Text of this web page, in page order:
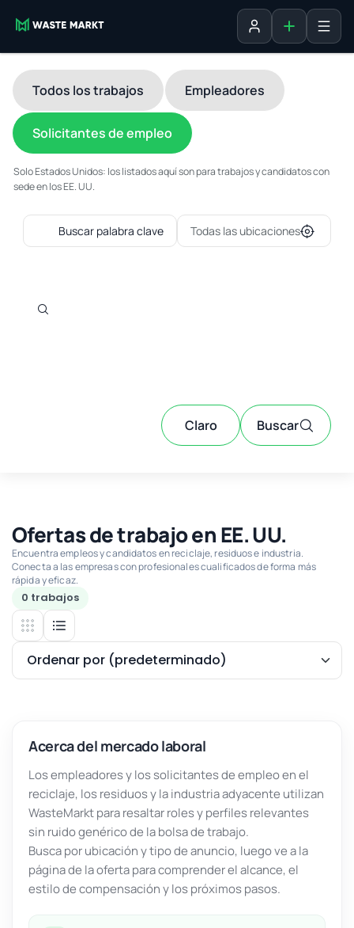
Iniciar sesión
Agregar
Todos los trabajos Empleadores
Solicitantes de empleo
Solo Estados Unidos: los listados aquí son para trabajos y candidatos con
sede en los EE. UU.
Claro Buscar
Ofertas de trabajo en EE. UU.
0 trabajos
Ordenar por (predeterminado)
Encuentra empleos y candidatos en reciclaje, residuos e industria.
Conecta a las empresas con profesionales cualificados de forma más
rápida y eficaz.
Acerca del mercado laboral
Los empleadores y los solicitantes de empleo en el
reciclaje, los residuos y la industria adyacente utilizan
WasteMarkt para resaltar roles y perfiles relevantes
sin ruido genérico de la bolsa de trabajo.
Busca por ubicación y tipo de anuncio, luego ve a la
página de la oferta para comprender el alcance, el
estilo de compensación y los próximos pasos.